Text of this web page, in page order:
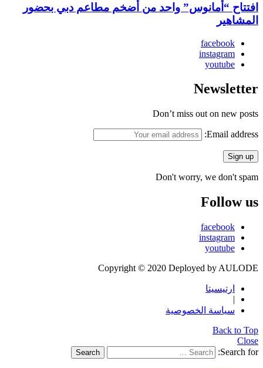
افتتاح “أمانوس” واحد من أضخم مطاعم دبي بحضور
المشاهير
facebook
instagram
youtube
Newsletter
Don’t miss out on new posts
Email address:
Don't worry, we don't spam
Follow us
facebook
instagram
youtube
Copyright © 2020 Deployed by AULODE
ارتيسيتا
|
سياسة الخصوصية
Back to Top
Close
Search for:
Search